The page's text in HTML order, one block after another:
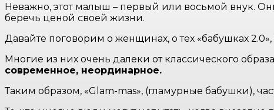
Неважно, этот малыш – первый или восьмой внук.
беречь ценой своей жизни.
Давайте поговорим о женщинах, о тех «бабушках
Многие из них очень далеки от классического
современное, неординарное.
Таким образом, «Glam-mas», (гламурные бабушки),